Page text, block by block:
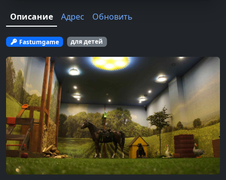
Описание Адрес Обновить
Fastumgame для детей